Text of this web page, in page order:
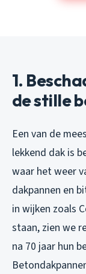
1.
de stille
Een van de
lekkend dak is
waar het weer
dakpannen en
in wijken zoals
staan, zien we
na 70 jaar hun